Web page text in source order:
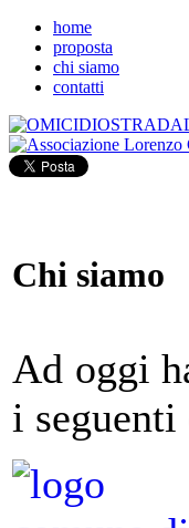
home
proposta
chi siamo
contatti
Chi siamo
Ad oggi
i seguenti